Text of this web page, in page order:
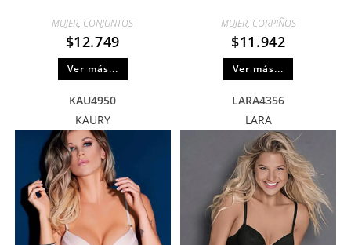
MUJER, CONJUNTOS
$12.749
Ver más...
MUJER, CORPIÑOS
$11.942
Ver más...
KAU4950
KAURY
LARA4356
LARA